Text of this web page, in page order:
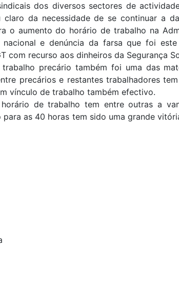
dos diversos sectores de
claro da necessidade de se continuar a
o aumento do horário de trabalho na
nacional e denúncia da farsa que foi
com recurso aos dinheiros da Segurança
precário também foi uma das
precários e restantes trabalhadores
vínculo de trabalho também efectivo.
de trabalho tem entre outras a
as 40 horas tem sido uma grande